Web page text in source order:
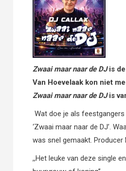
Zwaai maar naar de DJis
Van Hoevelaak kon niet
Zwaai maar naar de DJis
Wat doe je als
‘Zwaai maar naar de DJ’.
was snel gemaakt. Producer
,,Het leuke van deze single